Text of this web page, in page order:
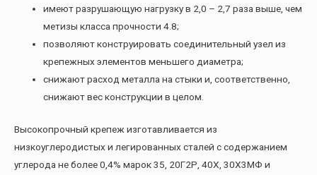
имеют разрушающую нагрузку в 2,0 – 2,7 раза выше, чем
метизы класса прочности 4.8;
позволяют конструировать соединительный узел из
крепежных элементов меньшего диаметра;
снижают расход металла на стыки и, соответственно,
снижают вес конструкции в целом.
Высокопрочный крепеж изготавливается из
низкоуглеродистых и легированных сталей с содержанием
углерода не более 0,4% марок 35, 20Г2Р, 40Х, 30Х3МФ и